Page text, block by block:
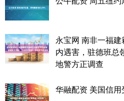
永宝网 南非一福
内遇害，驻德班总
地警方正调查
华融配资 美国信